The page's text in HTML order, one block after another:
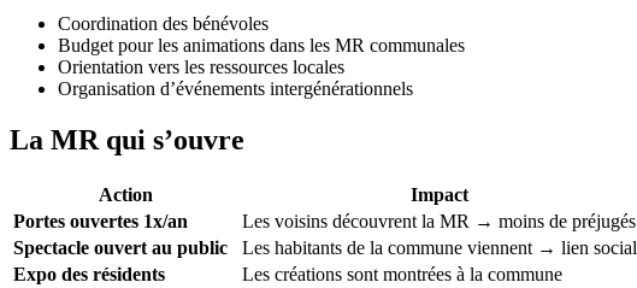
Coordination des bénévoles
Budget pour les animations dans les MR communales
Orientation vers les ressources locales
Organisation d’événements intergénérationnels
La MR qui s’ouvre
Action
Impact
Portes ouvertes 1x/an
Les voisins découvrent la MR → moins de préjugés
Spectacle ouvert au public
Les habitants de la commune viennent → lien social
Expo des résidents
Les créations sont montrées à la commune